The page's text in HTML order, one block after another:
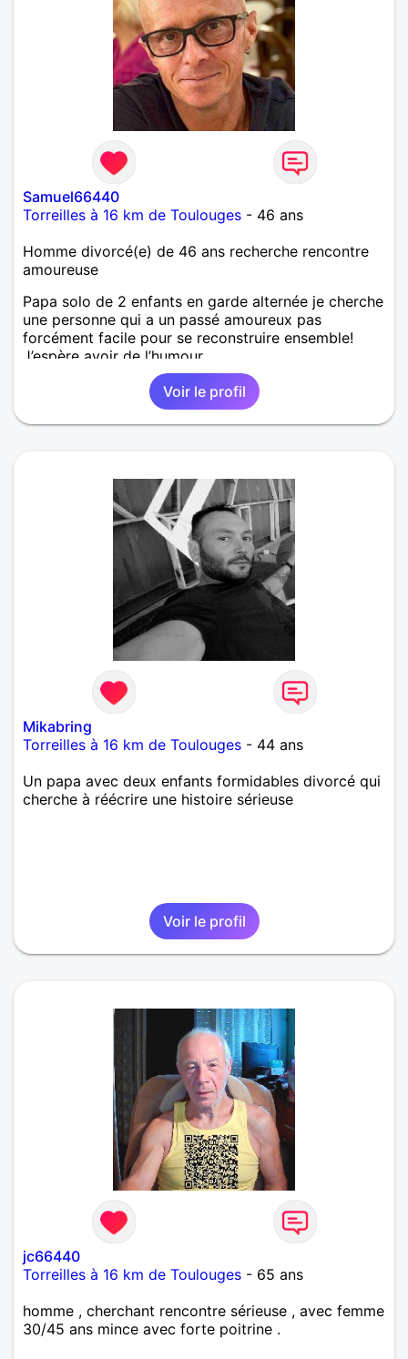
Samuel66440
Torreilles à 16 km de Toulouges - 46 ans
Homme divorcé(e) de 46 ans recherche rencontre
amoureuse
Papa solo de 2 enfants en garde alternée je cherche
une personne qui a un passé amoureux pas
forcément facile pour se reconstruire ensemble!
J’espère avoir de l’humour
Voir le profil
Mikabring
Torreilles à 16 km de Toulouges - 44 ans
Un papa avec deux enfants formidables divorcé qui
cherche à réécrire une histoire sérieuse
Voir le profil
jc66440
Torreilles à 16 km de Toulouges - 65 ans
homme , cherchant rencontre sérieuse , avec femme
30/45 ans mince avec forte poitrine .